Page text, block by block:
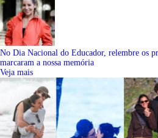
No Dia Nacional do Educador, relembre os
marcaram a nossa memória
Veja mais